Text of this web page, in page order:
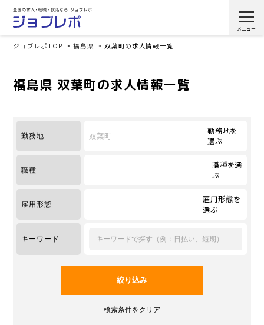
ジョブレポTOP 福島県 双葉町の求人情報一覧
福島県 双葉町の求人情報一覧
勤務地 双葉町
勤務地を
選ぶ
職種
職種を選
ぶ
雇用形態
雇用形態を
選ぶ
キーワード